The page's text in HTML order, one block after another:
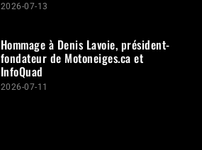
2026-07-13
Hommage à Denis Lavoie, président-
fondateur de Motoneiges.ca et
InfoQuad
2026-07-11